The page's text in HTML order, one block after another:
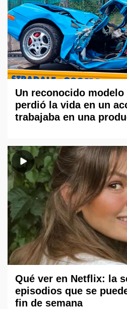
Un reconocido modelo
perdió la vida en un
trabajaba en una
Qué ver en Netflix: la
episodios que se
fin de semana